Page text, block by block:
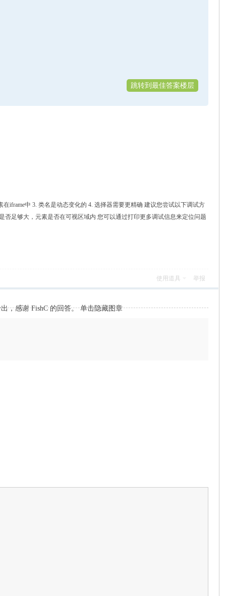
跳转到最佳答案楼层
iframe中 3. 类名是动态变化的 4. 选择器需要更精确 建议您尝试以下调试方
足够大，元素是否在可视区域内 您可以通过打印更多调试信息来定位问题
使用道具 举报